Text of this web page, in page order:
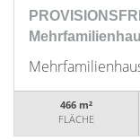
466 m²
FLÄCHE